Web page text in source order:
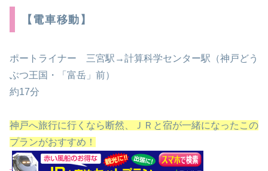
【電車移動】
ポートライナー 三宮駅→計算科学センター駅（神戸どう
ぶつ王国・「富岳」前）
約17分
神戸へ旅行に行くなら断然、ＪＲと宿が一緒になったこの
プランがおすすめ！